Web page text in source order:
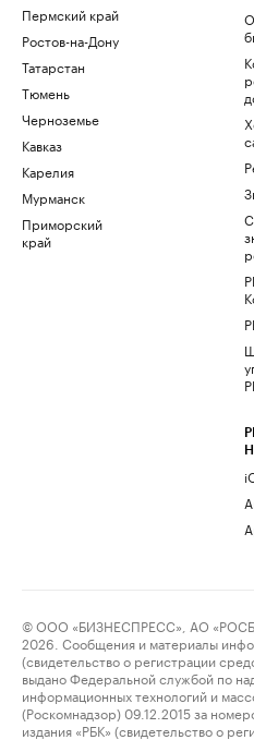
Пермский край
Ростов-на-Дону
Татарстан
Тюмень
Черноземье
Кавказ
Карелия
Мурманск
Приморский
край
© ООО «БИЗНЕСПРЕСС», АО
2026. Сообщения и материалы
(свидетельство о регистрации
выдано Федеральной службой по
информационных технологий и
(Роскомнадзор) 09.12.2015 за
издания «РБК» (свидетельство о